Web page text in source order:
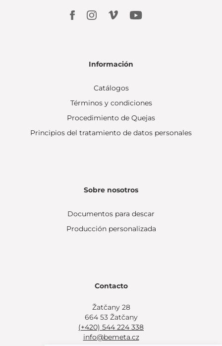
Información
Catálogos
Términos y condiciones
Procedimiento de Quejas
Principios del tratamiento de datos personales
Sobre nosotros
Documentos para descar
Producción personalizada
Contacto
Žatčany 28
664 53 Žatčany
(+420) 544 224 338
info@bemeta.cz